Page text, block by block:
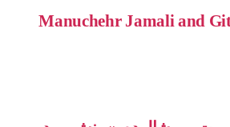
Manuchehr Jamali and